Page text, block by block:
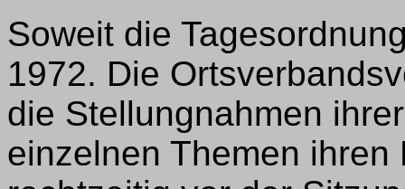
Soweit die
1972. Die
die Stellungnahmen
einzelnen Themen